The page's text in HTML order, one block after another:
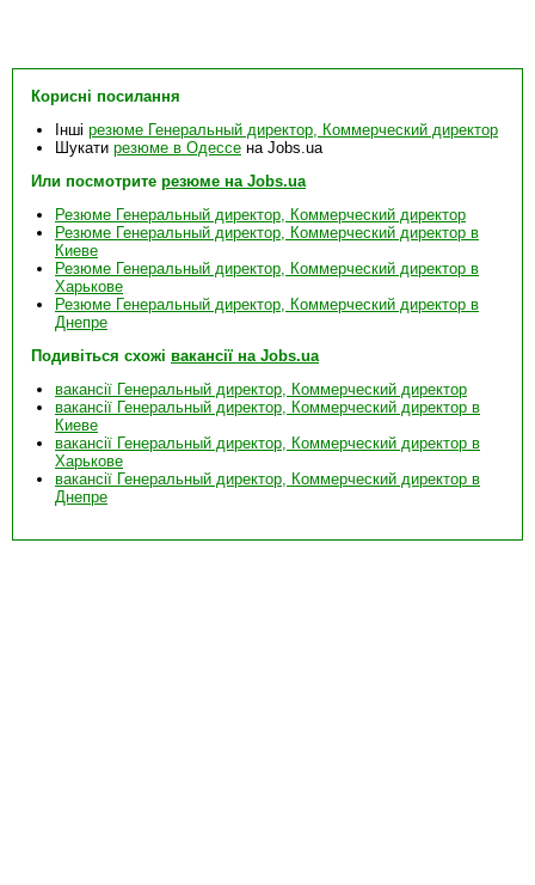
Корисні посилання
Інші резюме Генеральный директор, Коммерческий директор
Шукати резюме в Одессе на Jobs.ua
Или посмотрите резюме на Jobs.ua
Резюме Генеральный директор, Коммерческий директор
Резюме Генеральный директор, Коммерческий директор в
Киеве
Резюме Генеральный директор, Коммерческий директор в
Харькове
Резюме Генеральный директор, Коммерческий директор в
Днепре
Подивіться схожі вакансії на Jobs.ua
вакансії Генеральный директор, Коммерческий директор
вакансії Генеральный директор, Коммерческий директор в
Киеве
вакансії Генеральный директор, Коммерческий директор в
Харькове
вакансії Генеральный директор, Коммерческий директор в
Днепре